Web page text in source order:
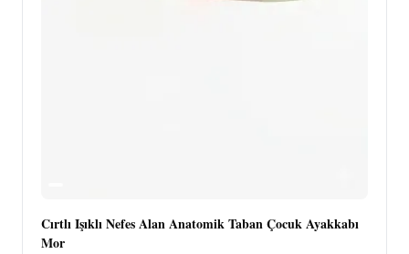
Cırtlı Işıklı Nefes Alan Anatomik Taban Çocuk Ayakkabı
Mor